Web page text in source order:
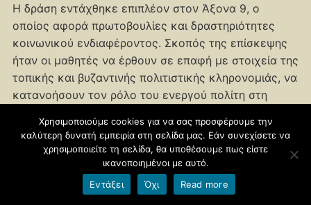
Η δράση εντάχθηκε επιπλέον στον Άξονα 9, ο
οποίος αφορά πρωτοβουλίες και δραστηριότητες
κοινωνικού ενδιαφέροντος. Σκοπός της επίσκεψης
ήταν οι μαθητές να έρθουν σε επαφή με στοιχεία της
τοπικής και βυζαντινής πολιτιστικής κληρονομιάς, να
κατανοήσουν τον ρόλο του ενεργού πολίτη στη
συμμετάσχουν σε δράση με κοινωνικό περιεχόμενο,
ενισχύοντας την ομαδικότητα και την κοινωνική
τους ευαισθησία. Κατά τη διάρκεια της επίσκεψης, οι
μαθητές ξεναγήθηκαν στους χώρους του
κειμηλιαρχείου, όπου είχαν την ευκαιρία να
Χρησιμοποιούμε cookies για να σας προσφέρουμε την
καλύτερη δυνατή εμπειρία στη σελίδα μας. Εάν συνεχίσετε να
χρησιμοποιείτε τη σελίδα, θα υποθέσουμε πως είστε
ικανοποιημένοι με αυτό.
Εντάξει
Όχι Read more